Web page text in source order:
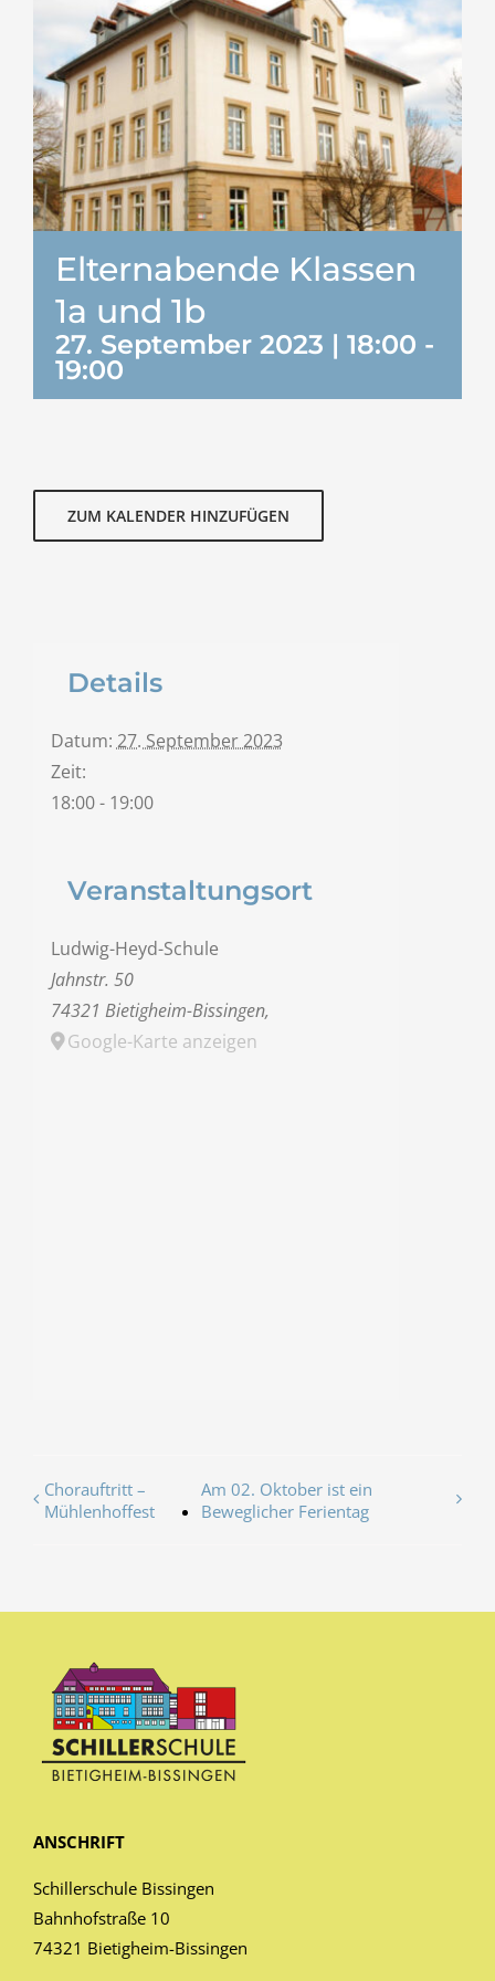
Elternabende Klassen
1a und 1b
27. September 2023 | 18:00 -
19:00
ZUM KALENDER HINZUFÜGEN
Details
Datum: 27. September 2023
Zeit:
18:00 - 19:00
Veranstaltungsort
Ludwig-Heyd-Schule
Jahnstr. 50
74321 Bietigheim-Bissingen,
Google-Karte anzeigen
Chorauftritt –
Mühlenhoffest
Am 02. Oktober ist ein
Beweglicher Ferientag
ANSCHRIFT
Schillerschule Bissingen
Bahnhofstraße 10
74321 Bietigheim-Bissingen